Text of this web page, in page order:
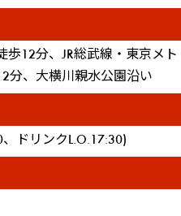
12分、JR総武線・東京メト
分、大横川親水公園沿い
ドリンクL.O.17:30)